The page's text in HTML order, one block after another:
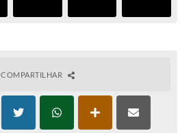
COMPARTILHAR